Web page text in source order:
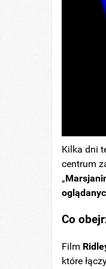
Kilka dni
centrum
„
Co
Film
które